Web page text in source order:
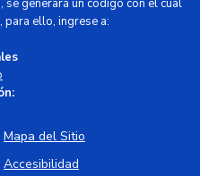
generará un código con el cual
ello, ingrese a:
Mapa del Sitio
Accesibilidad